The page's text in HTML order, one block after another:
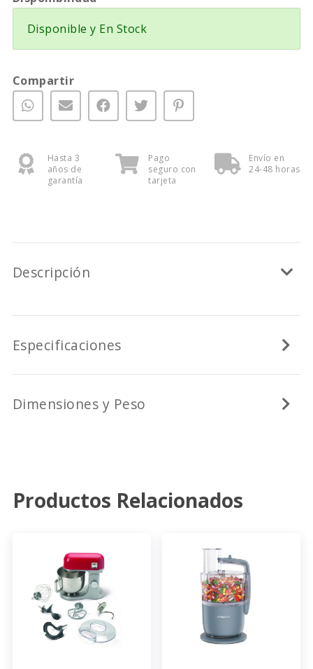
Disponible y En Stock
Compartir
Hasta 3
años de
garantía
Pago
seguro con
tarjeta
Envío en
24-48 horas
Descripción
Especificaciones
Dimensiones y Peso
Productos Relacionados